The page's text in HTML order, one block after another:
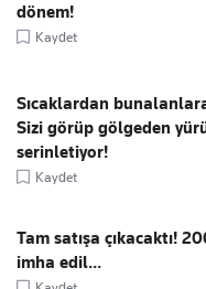
dönem!
Kaydet
Sıcaklardan
Sizi görüp gölgeden
serinletiyor!
Kaydet
Tam satışa çıkacaktı!
imha edil...